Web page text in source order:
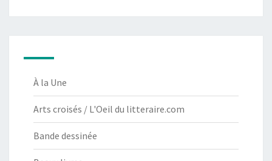
À la Une
Arts croisés / L'Oeil du litteraire.com
Bande dessinée